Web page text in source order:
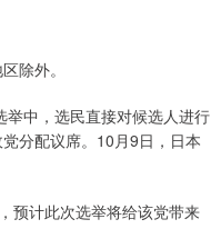
除外。
中，选民直接对候选人进行
分配议席。10月9日，日本
预计此次选举将给该党带来